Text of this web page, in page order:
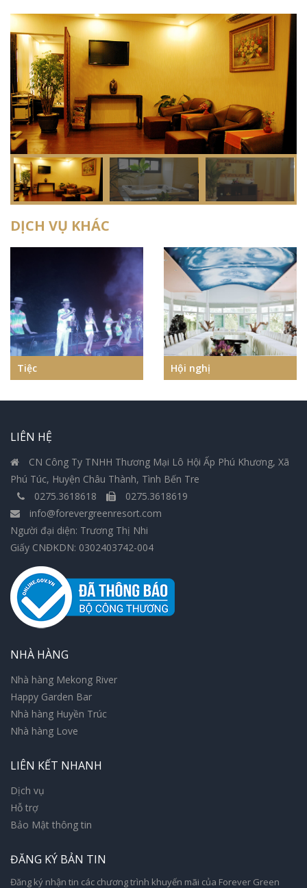
DỊCH VỤ KHÁC
Tiệc Hội nghị
LIÊN HỆ
CN Công Ty TNHH Thương Mại Lô Hội Ấp Phú Khương, Xã
Phú Túc, Huyện Châu Thành, Tình Bến Tre
0275.3618618
0275.3618619
info@forevergreenresort.com
Người đại diện: Trương Thị Nhi
Giấy CNĐKDN: 0302403742-004
NHÀ HÀNG
Nhà hàng Mekong River
Happy Garden Bar
Nhà hàng Huyền Trúc
Nhà hàng Love
LIÊN KẾT NHANH
Dịch vụ
Hỗ trợ
Bảo Mật thông tin
ĐĂNG KÝ BẢN TIN
Đăng ký nhận tin các chương trình khuyến mãi của Forever Green